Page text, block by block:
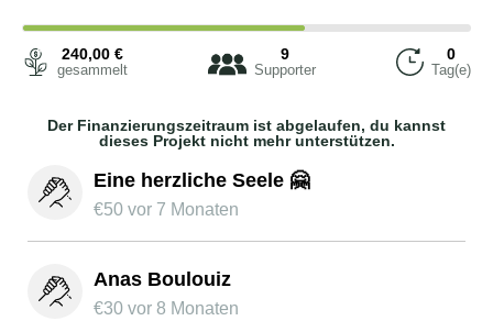
240,00 €
gesammelt
9
Supporter
0
Tag(e)
Der Finanzierungszeitraum ist abgelaufen, du kannst
dieses Projekt nicht mehr unterstützen.
Eine herzliche Seele 🤗
€50 vor 7 Monaten
Anas Boulouiz
€30 vor 8 Monaten